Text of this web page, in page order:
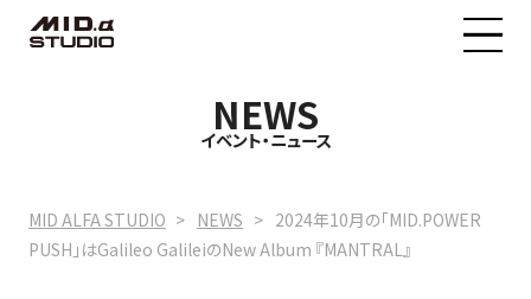
MID.α STUDIOについて
料金プラン
NEWS
イベント・ニュース
MID ALFA STUDIO NEWS
2024年10月の「MID.POWER
PUSH」はGalileo GalileiのNew Album 『MANTRAL』